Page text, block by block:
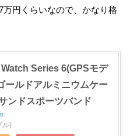
円くらいなので、かなり格
Series 6(GPSモデ
ールドアルミニウムケー
ンドスポーツバンド
ル)